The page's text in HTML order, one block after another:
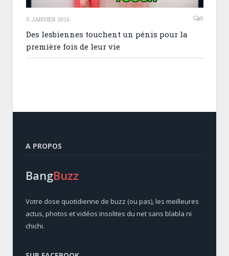
5 JANVIER 2016 0
Des lesbiennes touchent un pénis pour la
première fois de leur vie
A PROPOS
BangBuzz
Votre dose quotidienne de buzz (ou pas), les meilleures
actus, photos et vidéos insolites du net sans blabla ni
chichi.